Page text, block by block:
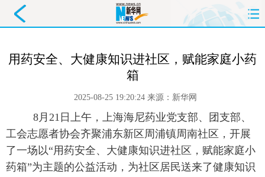
文化
体育 健康 图片 信息
廉政 原创 长三角
用药安全、大健康知识进社区，赋能家庭小药
箱
2025-08-25 19:20:24 来源： 新华网
8月21日上午，上海海尼药业党支部、团支部、
工会志愿者协会齐聚浦东新区周浦镇周南社区，开展
了一场以“用药安全、大健康知识进社区，赋能家庭小
药箱”为主题的公益活动，为社区居民送来了健康知识